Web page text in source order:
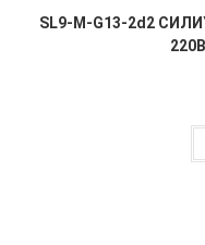
SL9-M-G13-2d2